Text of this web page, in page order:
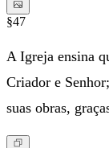
§47
A Igreja ensina
Criador e
suas obras,